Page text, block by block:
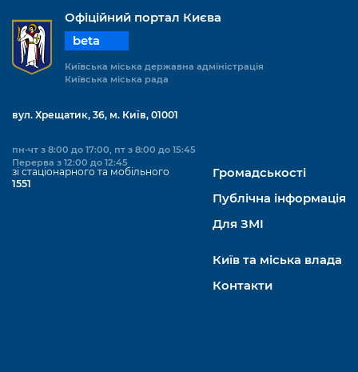
Офіційний портал Києва
beta
Київська міська державна адміністрація
Київська міська рада
вул. Хрещатик, 36, м. Київ, 01001
пн-чт з 8:00 до 17:00, пт з 8:00 до 15:45
Перерва з 12:00 до 12:45
зі стаціонарного та мобільного
1551
Громадськості
Публічна інформація
Для ЗМІ
Київ та міська влада
Контакти